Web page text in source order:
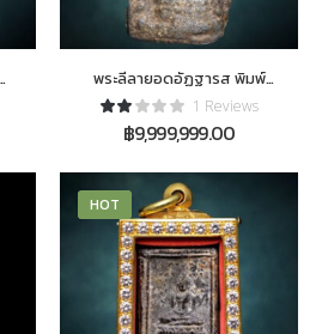
พระลีลายอดอัฏฐารส พิมพ์
ใหญ่ ชิ้นเขียว1 Reviews
฿9,999,999.00
HOT